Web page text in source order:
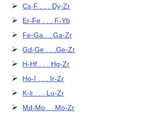
Cs-F . . . Dy-Zr
Er-Fe . . . F-Yb
Fe-Ga . . Ga-Zr
Gd-Ge . . .Ge-Zr
H-Hf . . . Hg-Zr
Ho-I . . . Ir-Zr
K-li . . . Lu-Zr
Md-Mo . . Mo-Zr